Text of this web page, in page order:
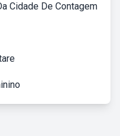
Cidade De Contagem